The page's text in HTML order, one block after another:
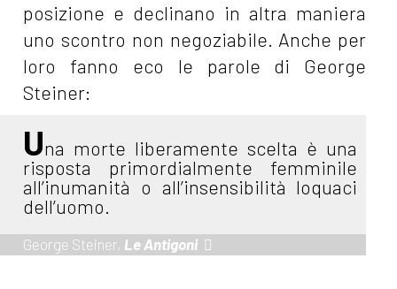
posizione e declinano in altra maniera
uno scontro non negoziabile. Anche per
loro fanno eco le parole di George
Steiner:
Una morte liberamente scelta è una
risposta primordialmente femminile
all’inumanità o all’insensibilità loquaci
dell’uomo.
George Steiner, Le Antigoni